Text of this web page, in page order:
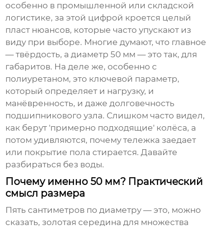
особенно в промышленной или складской
логистике, за этой цифрой кроется целый
пласт нюансов, которые часто упускают из
виду при выборе. Многие думают, что главное
— твёрдость, а диаметр 50 мм — это так, для
габаритов. На деле же, особенно с
полиуретаном, это ключевой параметр,
который определяет и нагрузку, и
манёвренность, и даже долговечность
подшипникового узла. Слишком часто видел,
как берут 'примерно подходящие' колёса, а
потом удивляются, почему тележка заедает
или покрытие пола стирается. Давайте
разбираться без воды.
Почему именно 50 мм? Практический
смысл размера
Пять сантиметров по диаметру — это, можно
сказать, золотая середина для множества